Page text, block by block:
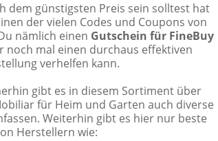
dem günstigsten Preis sein solltest hat
der vielen Codes und Coupons von
nämlich einen Gutschein für FineBuy
noch mal einen durchaus effektiven
verhelfen kann.
gibt es in diesem Sortiment über
für Heim und Garten auch diverse
Weiterhin gibt es hier nur beste
Herstellern wie: